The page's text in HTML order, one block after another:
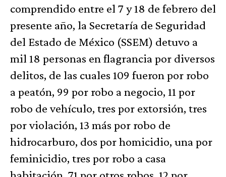
comprendido entre el 7 y 18 de febrero del
presente año, la Secretaría de Seguridad
del Estado de México (SSEM) detuvo a
mil 18 personas en flagrancia por diversos
delitos, de las cuales 109 fueron por robo
a peatón, 99 por robo a negocio, 11 por
robo de vehículo, tres por extorsión, tres
por violación, 13 más por robo de
hidrocarburo, dos por homicidio, una por
feminicidio, tres por robo a casa